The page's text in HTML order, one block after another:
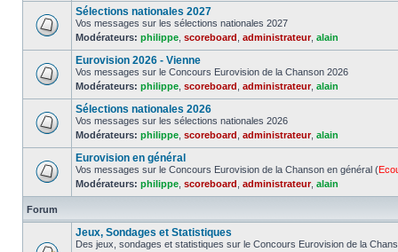
Sélections nationales 2027
Vos messages sur les sélections nationales 2027
Modérateurs: philippe scoreboard administrateur, alain
Eurovision 2026 - Vienne
Vos messages sur le Concours Eurovision de la Chanson 2026
Modérateurs: philippe scoreboard administrateur, alain
Sélections nationales 2026
Vos messages sur les sélections nationales 2026
Modérateurs: philippe scoreboard administrateur, alain
Eurovision en général
Vos messages sur le Concours Eurovision de la Chanson en général (
Modérateurs: philippe scoreboard administrateur, alain
Forum
Jeux, Sondages et Statistiques
Des jeux, sondages et statistiques sur le Concours Eurovision de la